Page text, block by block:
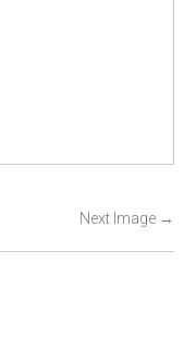
Next Image →